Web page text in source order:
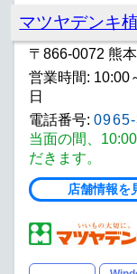
マツヤデンキ
〒866-0072 熊
営業時間: 10:00
日
電話番号:
当面の間、
だきます。
店舗情報を